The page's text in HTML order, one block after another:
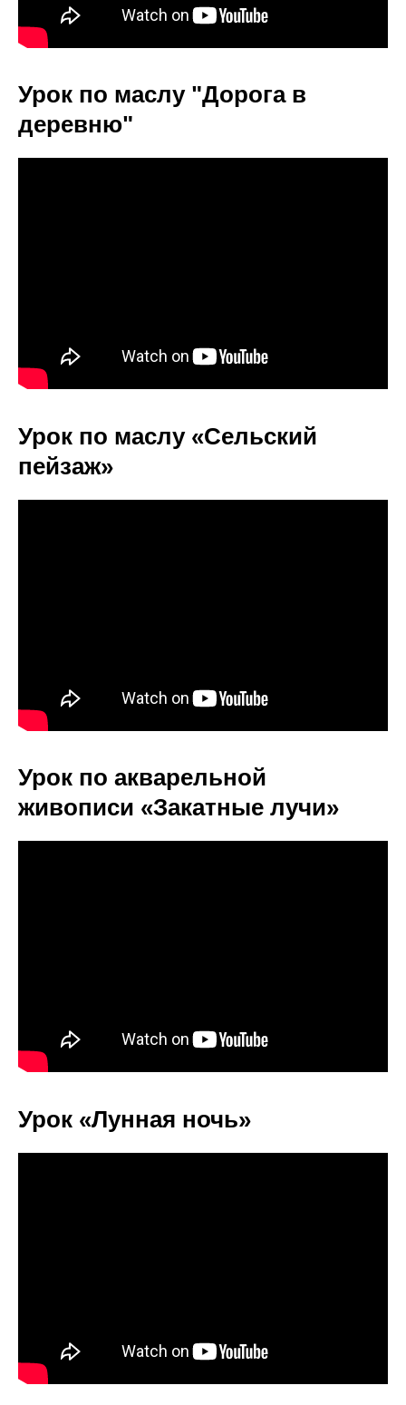
Урок по маслу "Дорога в
деревню"
Урок по маслу «Сельский
пейзаж»
Урок по акварельной
живописи «Закатные лучи»
Урок «Лунная ночь»